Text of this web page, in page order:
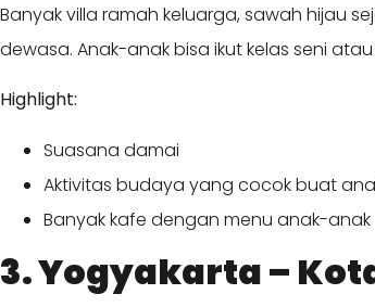
Banyak villa ramah keluarga, sawah hijau
dewasa. Anak-anak bisa ikut kelas seni
Highlight:
Suasana damai
Aktivitas budaya yang cocok buat
Banyak kafe dengan menu anak-anak
3. Yogyakarta –